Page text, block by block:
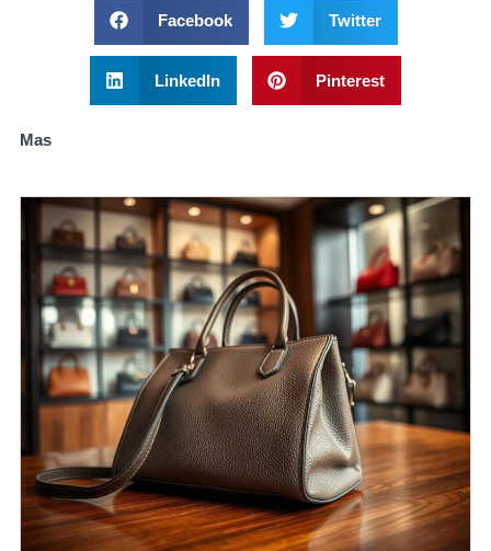
Facebook Twitter
LinkedIn Pinterest
Mas